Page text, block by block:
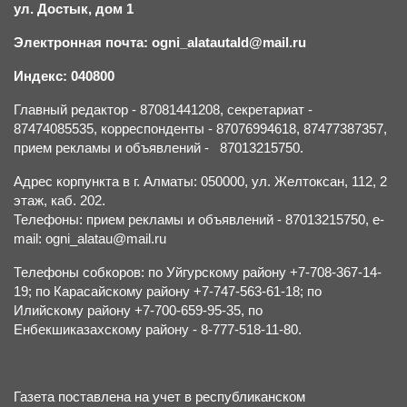
ул. Достык, дом 1
Электронная почта: ogni_alatautald@mail.ru
Индекс: 040800
Главный редактор - 87081441208, секретариат -
87474085535, корреспонденты - 87076994618, 87477387357,
прием рекламы и объявлений - 87013215750.
Адрес корпункта в г. Алматы: 050000, ул. Желтоксан, 112, 2
этаж, каб. 202.
Телефоны: прием рекламы и объявлений - 87013215750, e-
mail: ogni_alatau@mail.ru
Телефоны собкоров: по Уйгурскому району +7-708-367-14-
19; по Карасайскому району +7-747-563-61-18; по
Илийскому району +7-700-659-95-35, по
Енбекшиказахскому району - 8-777-518-11-80.
Газета поставлена на учет в республиканском